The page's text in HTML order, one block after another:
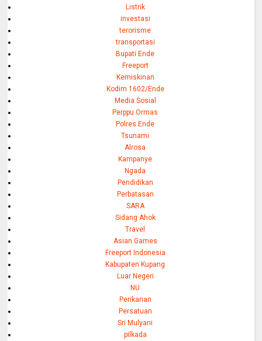
Listrik
investasi
terorisme
transportasi
Bupati Ende
Freeport
Kemiskinan
Kodim 1602/Ende
Media Sosial
Perppu Ormas
Polres Ende
Tsunami
Alrosa
Kampanye
Ngada
Pendidikan
Perbatasan
SARA
Sidang Ahok
Travel
Asian Games
Freeport Indonesia
Kabupaten Kupang
Luar Negeri
NU
Perikanan
Persatuan
Sri Mulyani
pilkada